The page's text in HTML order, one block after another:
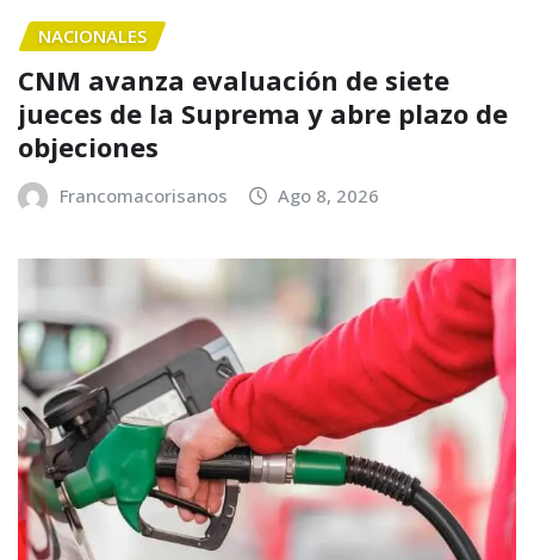
NACIONALES
CNM avanza evaluación de siete
jueces de la Suprema y abre plazo de
objeciones
Francomacorisanos Ago 8, 2026